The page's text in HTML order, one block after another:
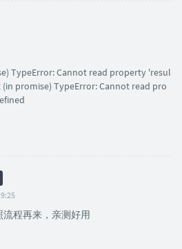
TypeError: Cannot read property 'resul
(in promise) TypeError: Cannot read pro
流程再来，亲测好用